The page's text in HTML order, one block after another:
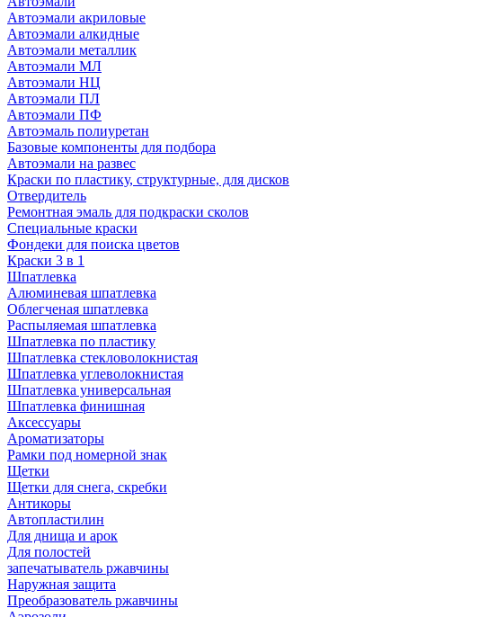
Автоэмали акриловые
Автоэмали алкидные
Автоэмали металлик
Автоэмали МЛ
Автоэмали НЦ
Автоэмали ПЛ
Автоэмали ПФ
Автоэмаль полиуретан
Базовые компоненты для подбора
Автоэмали на развес
Краски по пластику, структурные, для дисков
Отвердитель
Ремонтная эмаль для подкраски сколов
Специальные краски
Фондеки для поиска цветов
Краски 3 в 1
Шпатлевка
Алюминевая шпатлевка
Облегченая шпатлевка
Распыляемая шпатлевка
Шпатлевка по пластику
Шпатлевка стекловолокнистая
Шпатлевка углеволокнистая
Шпатлевка универсальная
Шпатлевка финишная
Аксессуары
Ароматизаторы
Рамки под номерной знак
Щетки
Щетки для снега, скребки
Антикоры
Автопластилин
Для днища и арок
Для полостей
запечатыватель ржавчины
Наружная защита
Преобразователь ржавчины